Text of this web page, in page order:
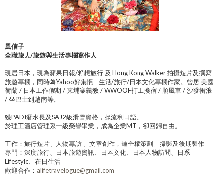
風信子
全職旅人/旅遊與生活專欄寫作人
現居日本，現為蘋果日報/籽想旅行 及 Hong Kong Walker 拍攝短片及撰寫
旅遊專欄，同時為Yahoo好集慣 - 生活/旅行/日本文化專欄作家。曾居 美國
荷蘭 / 日本工作假期 / 柬埔寨義教 / WWOOF打工換宿 / 順風車 / 沙發衝浪
/ 坐巴士到越南等。
獲PADI潛水長及SAJ2級滑雪資格，操流利日語。
於理工酒店管理系一級榮譽畢業，成為企業MT，卻回歸自由。
工作：旅行短片、人物專訪 、文章創作，連全權策劃、攝影及後期製作
專門：深度旅行、日本旅遊資訊、日本文化、日本人物訪問、日系
Lifestyle、在日生活
歡迎合作： alifetravelogue@gmail.com